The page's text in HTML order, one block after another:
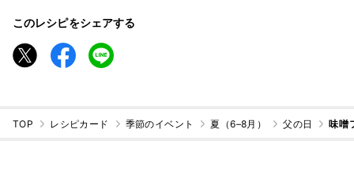
このレシピをシェアする
TOP レシピカード 季節のイベント 夏（6–8月） 父の日 味噌